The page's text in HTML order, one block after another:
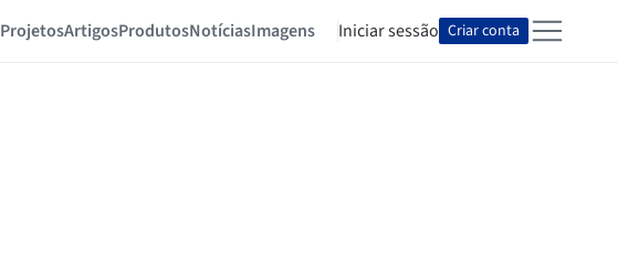
ProjetosArtigosProdutosNotíciasImagens Iniciar sessão Criar conta